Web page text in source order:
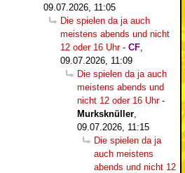
09.07.2026, 11:05
Die spielen da ja auch
meistens abends und nicht
12 oder 16 Uhr- CF
09.07.2026, 11:09
Die spielen da ja auch
meistens abends und
nicht 12 oder 16 Uhr-
Murksknüller
09.07.2026, 11:15
Die spielen da ja
auch meistens
abends und nicht 12